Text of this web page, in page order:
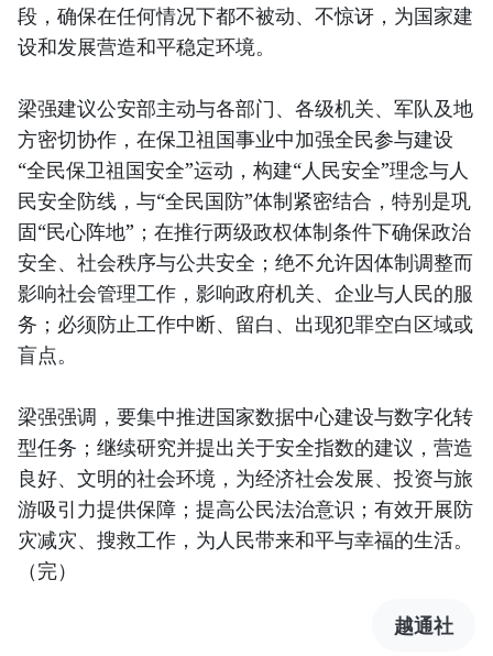
段，确保在任何情况下都不被动、不惊讶，为国家建
设和发展营造和平稳定环境。
梁强建议公安部主动与各部门、各级机关、军队及地
方密切协作，在保卫祖国事业中加强全民参与建设
“全民保卫祖国安全”运动，构建“人民安全”理念与人
民安全防线，与“全民国防”体制紧密结合，特别是巩
固“民心阵地”；在推行两级政权体制条件下确保政治
安全、社会秩序与公共安全；绝不允许因体制调整而
影响社会管理工作，影响政府机关、企业与人民的服
务；必须防止工作中断、留白、出现犯罪空白区域或
盲点。
梁强强调，要集中推进国家数据中心建设与数字化转
型任务；继续研究并提出关于安全指数的建议，营造
良好、文明的社会环境，为经济社会发展、投资与旅
游吸引力提供保障；提高公民法治意识；有效开展防
灾减灾、搜救工作，为人民带来和平与幸福的生活。
（完）
越通社